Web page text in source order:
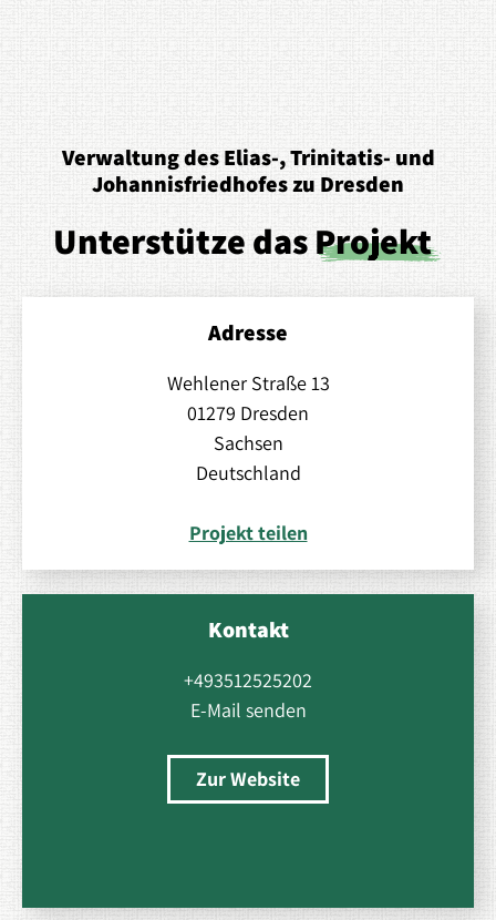
Verwaltung des Elias-, Trinitatis- und
Johannisfriedhofes zu Dresden
Unterstütze dasProjekt
Adresse
Wehlener Straße 13
01279 Dresden
Sachsen
Deutschland
Projekt teilen
Kontakt
+493512525202
E-Mail senden
Zur Website